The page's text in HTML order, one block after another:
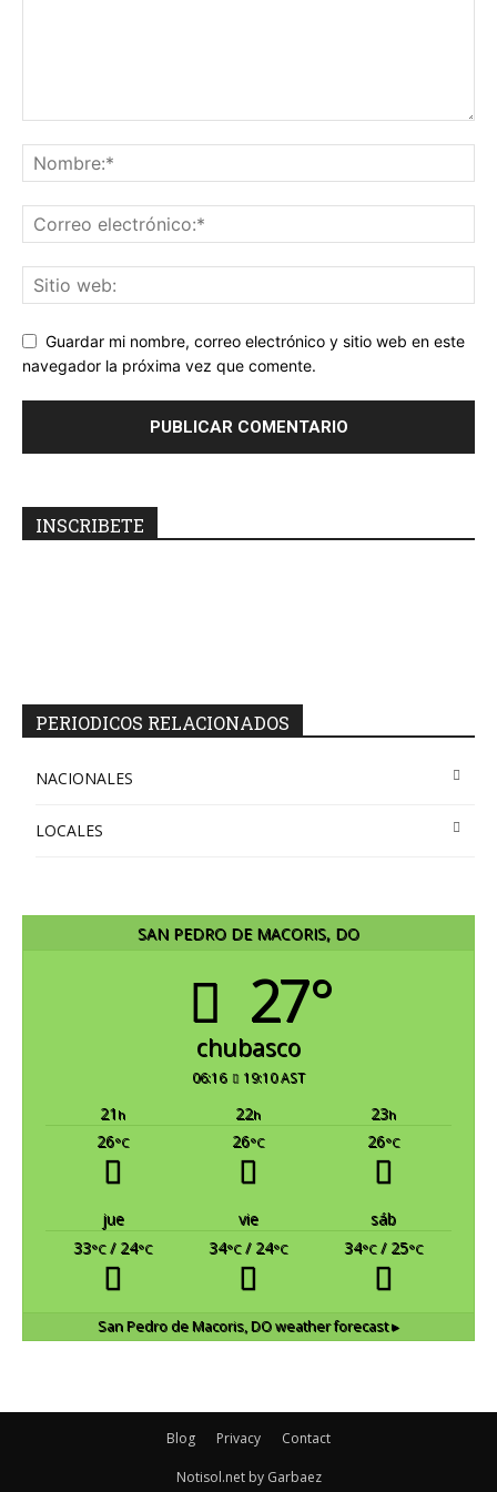
Guardar mi nombre, correo electrónico y sitio web en este
navegador la próxima vez que comente.
INSCRIBETE
PERIODICOS RELACIONADOS
NACIONALES
LOCALES
SAN PEDRO DE MACORIS, DO
27°
chubasco
06:16 19:10 AST
21 h 22h 23h
26°C 26°C 26°C
jue vie
sáb
33°C/ 24°C 34°C/ 24°C 34°C/ 25°C
San Pedro de Macoris, DOweather forecast ▸
Blog Privacy Contact
Notisol.net by Garbaez